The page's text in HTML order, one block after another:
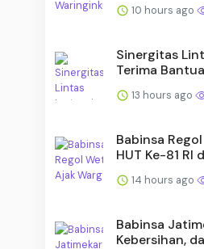
10 hours ago
Sinergitas
Terima
13 hours ago
Babinsa
HUT Ke-81 RI
14 hours ago
Babinsa
Kebersihan,